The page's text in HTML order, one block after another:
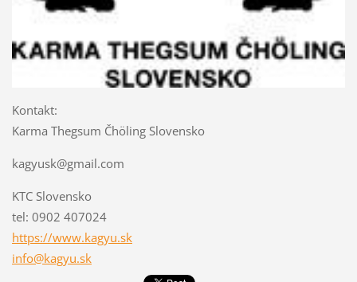
Kontakt:
Karma Thegsum Čhöling Slovensko
kagyusk@gmail.com
KTC Slovensko
tel: 0902 407024
https://www.kagyu.sk
info@kagyu.sk